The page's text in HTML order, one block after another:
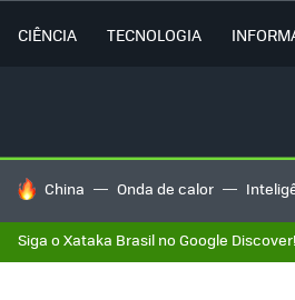
CIÊNCIA TECNOLOGIA
TENDÊNCIAS DO DIA
China Onda de calor
Siga o Xataka Brasil no Google Discover!